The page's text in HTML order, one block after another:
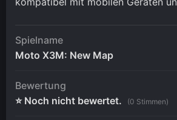
Spielname
Moto X3M: New Map
Bewertung
⭐ Noch nicht bewertet.
(0 Stimmen)